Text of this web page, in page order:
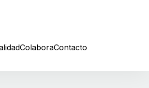
ColaboraContacto